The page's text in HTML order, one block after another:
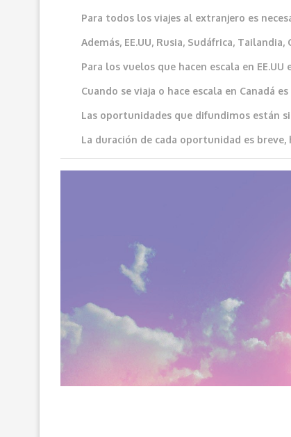
Para todos los viajes al extranjero es
Además, EE.UU, Rusia, Sudáfrica,
Para los vuelos que hacen escala en
Cuando se viaja o hace escala en Canadá
Las oportunidades que difundimos están
La duración de cada oportunidad es